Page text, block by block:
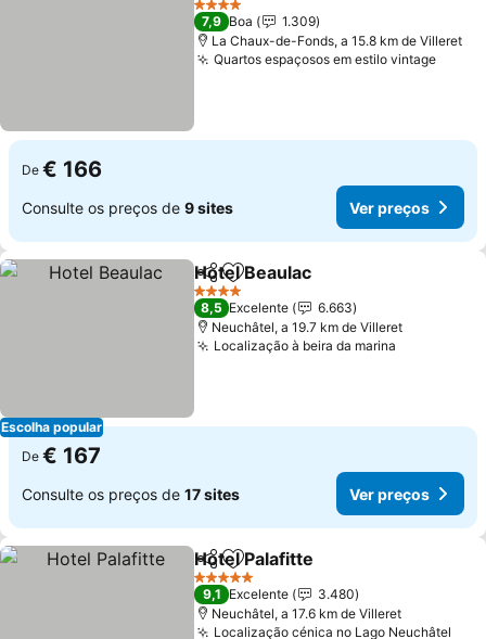
4 Estrelas
7,9 Boa
1.309
La Chaux-de-Fonds, a 15.8 km de Villeret
Quartos espaçosos em estilo vintage
De € 166
Consulte os preços de 9 sites Ver preços
Escolha popular
PartilharAdicionar aos favoritos
Hotel Beaulac
4 Estrelas
8,5 Excelente
6.663
Neuchâtel, a 19.7 km de Villeret
Localização à beira da marina
De € 167
Consulte os preços de 17 sites Ver preços
PartilharAdicionar aos favoritos
Hotel Palafitte
5 Estrelas
9,1 Excelente
3.480
Neuchâtel, a 17.6 km de Villeret
Localização cénica no Lago Neuchâtel